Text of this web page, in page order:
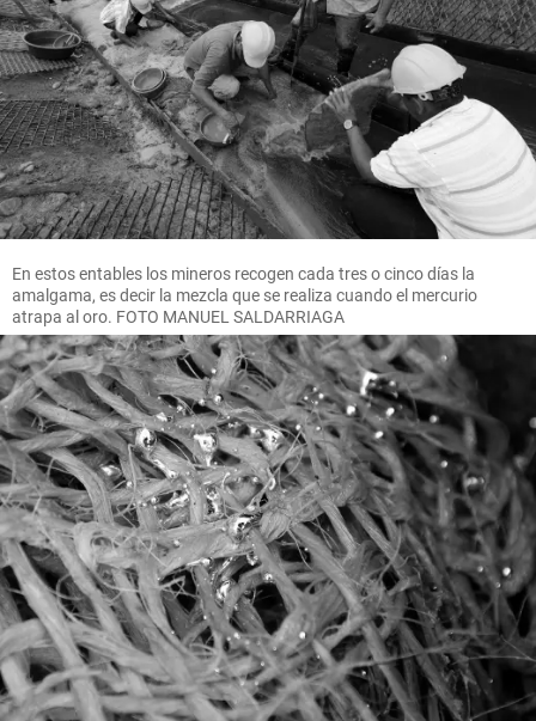
En estos entables los mineros recogen cada tres o cinco días la
amalgama, es decir la mezcla que se realiza cuando el mercurio
atrapa al oro. FOTO MANUEL SALDARRIAGA